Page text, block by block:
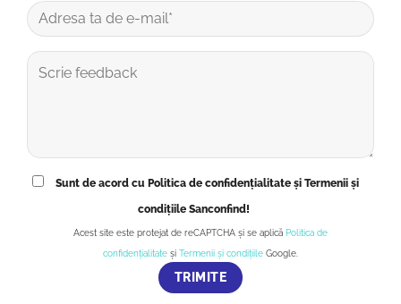
Sunt de acord cu Politica de confidențialitate și Termenii și
condițiile Sanconfind!
Acest site este protejat de reCAPTCHA și se aplică Politica de
confidențialitate și Termenii și condițiile Google.